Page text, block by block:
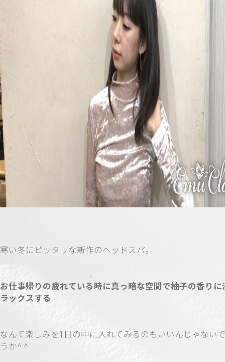
寒い冬にピッタリな新作のヘッドスパ。
お仕事帰りの疲れている時に真っ暗な空間で柚子の香りに
ラックスする
なんて楽しみを1日の中に入れてみるのもいいんじゃない
うか^ ^